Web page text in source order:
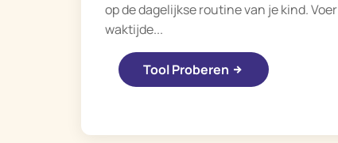
op de dagelijkse routine van je kind. Voer
waktijde...
Tool Proberen